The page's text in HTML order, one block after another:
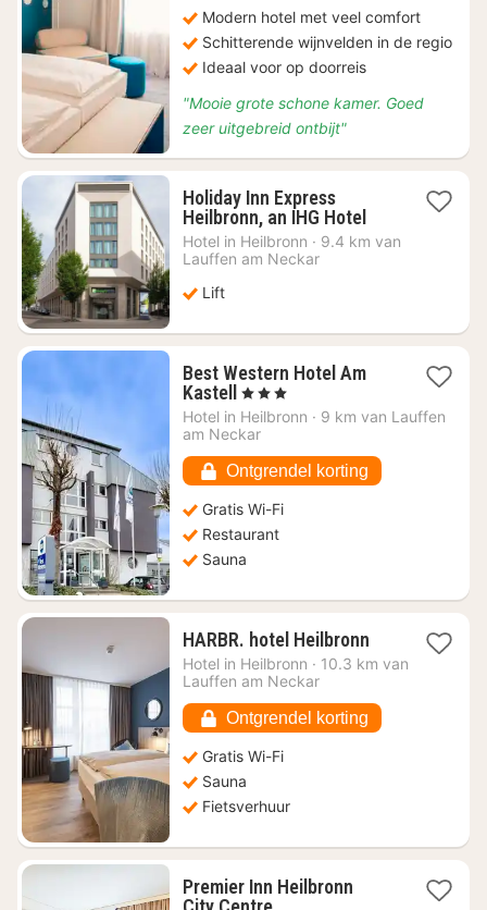
Modern hotel met veel comfort
Schitterende wijnvelden in de regio
Ideaal voor op doorreis
"Mooie grote schone kamer. Goed
zeer uitgebreid ontbijt"
Holiday Inn Express
Heilbronn, an IHG Hotel1
nacht
Hotel in Heilbronn · 9.4 km van
Lauffen am Neckar
Lift
Best Western Hotel Am
Kastell 1
nacht
vanaf
71,03
, 3 Sterren
Hotel in Heilbronn · 9 km van Lauffen
am Neckar
Ontgrendel korting
Gratis Wi-Fi
Restaurant
Sauna
HARBR. hotel Heilbronn1
nacht
67,29
Hotel in Heilbronn · 10.3 km van
Lauffen am Neckar
Ontgrendel korting
Gratis Wi-Fi
Sauna
Fietsverhuur
Premier Inn Heilbronn
1